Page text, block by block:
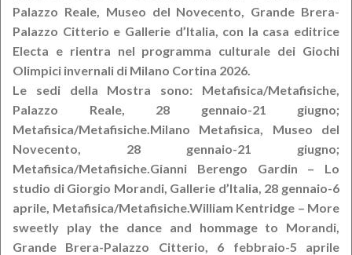
Palazzo Reale, Museo del Novecento, Grande Brera-
Palazzo Citterio e Gallerie d’Italia, con la casa editrice
Electa e rientra nel programma culturale dei Giochi
Olimpici invernali di Milano Cortina 2026.
Le sedi della Mostra sono: Metafisica/Metafisiche,
Palazzo Reale, 28 gennaio-21 giugno;
Metafisica/Metafisiche.Milano Metafisica, Museo del
Novecento, 28 gennaio-21 giugno;
Metafisica/Metafisiche.Gianni Berengo Gardin – Lo
studio di Giorgio Morandi, Gallerie d’Italia, 28 gennaio-6
aprile, Metafisica/Metafisiche.William Kentridge – More
sweetly play the dance and hommage to Morandi,
Grande Brera-Palazzo Citterio, 6 febbraio-5 aprile